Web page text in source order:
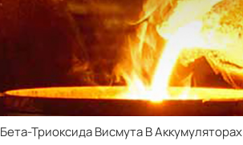
Триоксида Висмута В Аккумуляторах